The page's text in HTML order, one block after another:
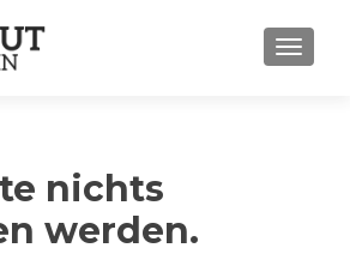
nichts
werden.